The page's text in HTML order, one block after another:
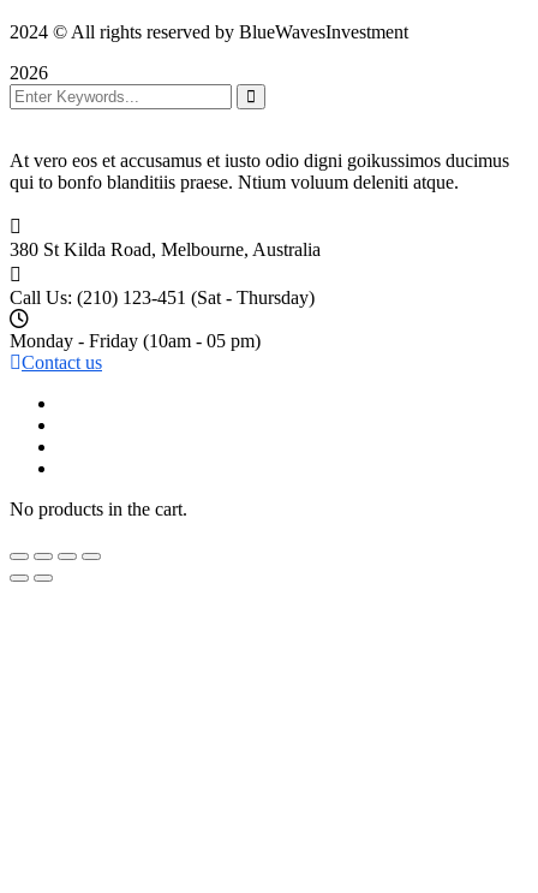
2024 © All rights reserved by BlueWavesInvestment
2026
At vero eos et accusamus et iusto odio digni goikussimos ducimus
qui to bonfo blanditiis praese. Ntium voluum deleniti atque.
380 St Kilda Road, Melbourne, Australia
Call Us: (210) 123-451 (Sat - Thursday)
Monday - Friday (10am - 05 pm)
Contact us
No products in the cart.